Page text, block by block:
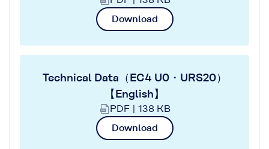
Download
Technical Data（EC4 U0・URS20）
【English】
PDF | 138 KB
Download